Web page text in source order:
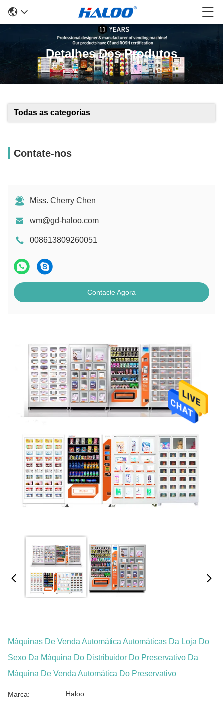
Detalhes Dos Produtos
Todas as categorias
Contate-nos
Miss. Cherry Chen
wm@gd-haloo.com
008613809260051
Contacte Agora
Máquinas De Venda Automática Automáticas Da Loja Do
Sexo Da Máquina Do Distribuidor Do Preservativo Da
Máquina De Venda Automática Do Preservativo
Marca: Haloo